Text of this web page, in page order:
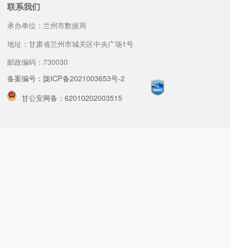
联系我们
承办单位：兰州市数据局
地址：甘肃省兰州市城关区中央广场1号
邮政编码：730030
备案编号：陇ICP备2021003653号-2
甘公安网备：62010202003515